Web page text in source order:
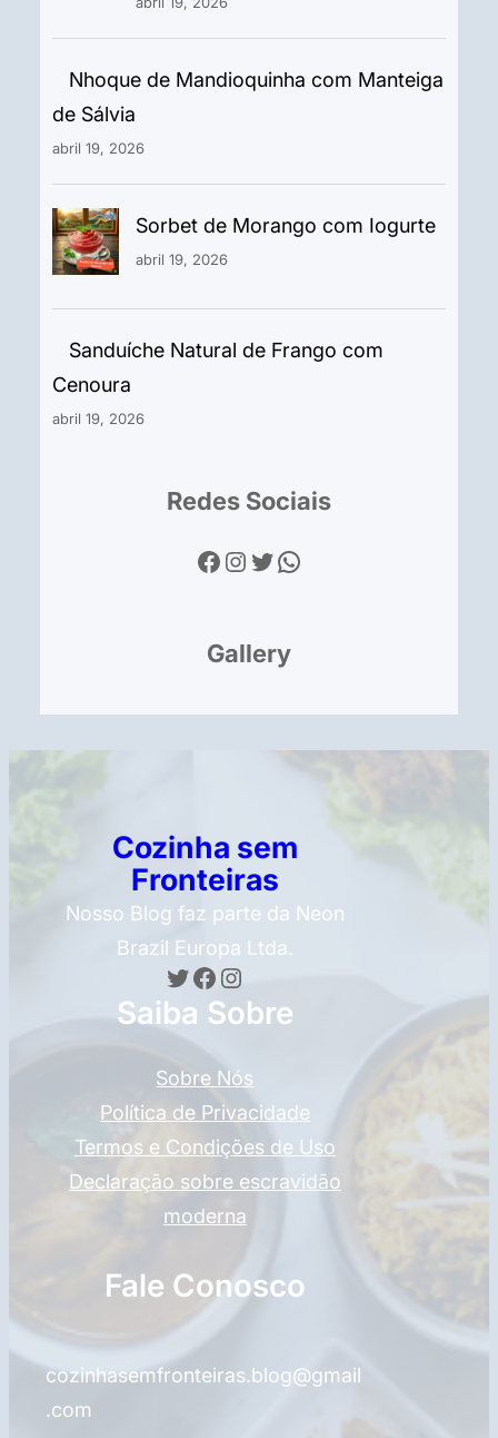
Nhoque de Mandioquinha com Manteiga
de Sálvia
abril 19, 2026
Sorbet de Morango com Iogurte
abril 19, 2026
Sanduíche Natural de Frango com
Cenoura
abril 19, 2026
Redes Sociais
Facebook Instagram Twitter WhatsApp
Gallery
Cozinha sem
Fronteiras
Nosso Blog faz parte da Neon
Brazil Europa Ltda.
Twitter Facebook Instagram
Saiba Sobre
Sobre Nós
Política de Privacidade
Termos e Condições de Uso
Declaração sobre escravidão
moderna
Fale Conosco
cozinhasemfronteiras.blog@gmail
.com